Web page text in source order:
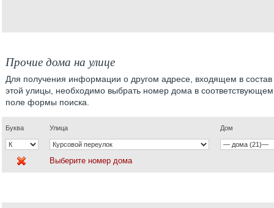
Прочие дома на улице
Для получения информации о другом адресе, входящем в состав
этой улицы, необходимо выбрать номер дома в соответствующем
поле формы поиска.
Буква Улица Дом
Выберите номер дома